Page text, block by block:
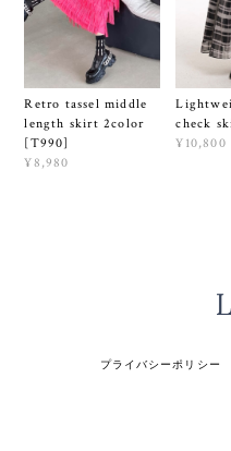
Retro tassel middle
length skirt 2color
[T990]
¥8,980
check
¥10,800
プライバシーポリシー